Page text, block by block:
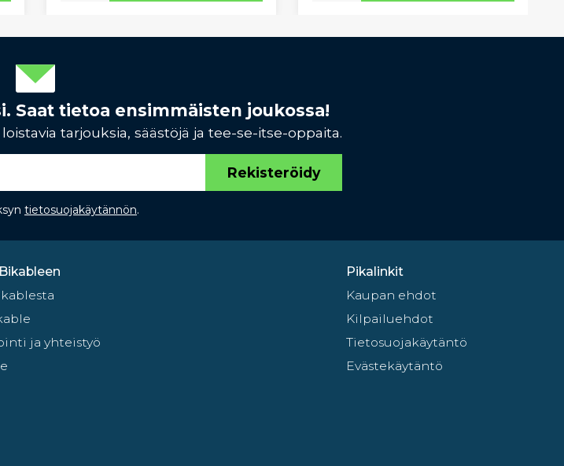
Saat tietoa ensimmäisten joukossa!
tarjouksia, säästöjä ja tee-se-itse-oppaita.
Rekisteröidy
tietosuojakäytännön.
ja yhteistyö
Pikalinkit
Kaupan ehdot
Kilpailuehdot
Tietosuojakäytäntö
Evästekäytäntö